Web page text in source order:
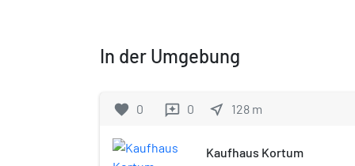
In der Umgebung
favorite 0 reviews 0 near_me 128 m
Kaufhaus Kortum